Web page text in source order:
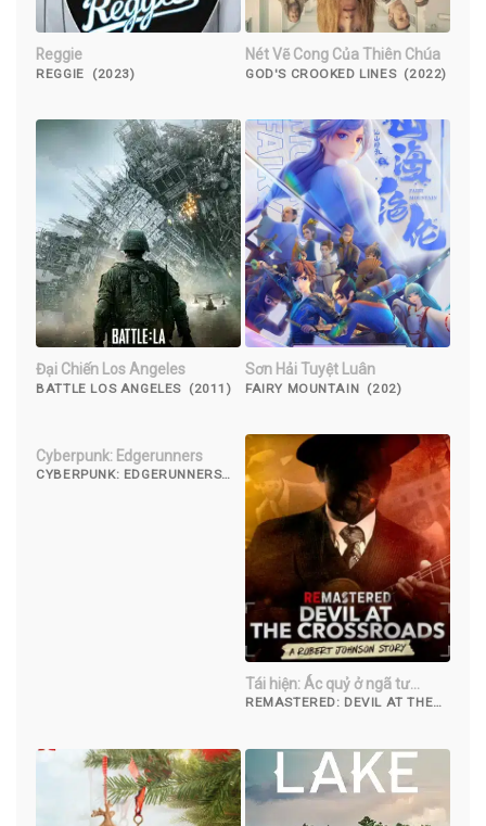
Reggie
REGGIE (2023)
Nét Vẽ Cong Của Thiên Chúa
GOD'S CROOKED LINES (2022)
Đại Chiến Los Angeles
BATTLE LOS ANGELES (2011)
Sơn Hải Tuyệt Luân
FAIRY MOUNTAIN (202)
Cyberpunk: Edgerunners
CYBERPUNK: EDGERUNNERS
Tái hiện: Ác quỷ ở ngã tư
đường
REMASTERED: DEVIL AT THE